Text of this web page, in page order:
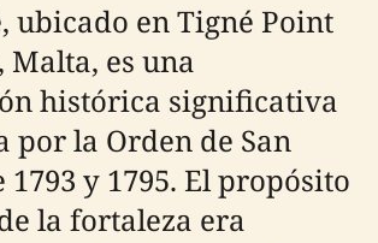
ubicado en Tigné Point
Malta, es una
histórica significativa
por la Orden de San
1793 y 1795. El propósito
la fortaleza era